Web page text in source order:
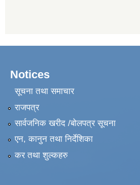
Notices
सूचना तथा समाचार
राजपत्र
सार्वजनिक खरीद /बोलपत्र सूचना
एन, कानुन तथा निर्देशिका
कर तथा शुल्कहरु